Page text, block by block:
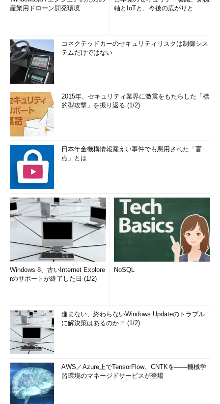
産業用ドローン開発環境
軸とIoTと、今後の広がりと
コネクテッドカーのセキュリティリスクは制御シス
テムだけではない
2015年、セキュリティ業界に激震をもたらした「標
的型攻撃」を振り返る (1/2)
日本年金機構情報漏えい事件でも悪用された「盲
点」とは
Windows 8、古いInternet Explore
rのサポートが終了した日 (1/2)
NoSQL
進まない、終わらないWindows Updateのトラブル
に解決策はあるのか？ (1/2)
AWS／Azure上でTensorFlow、CNTKを――機械学
習環境のマネージドサービスが登場